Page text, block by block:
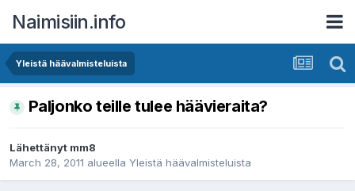
Naimisiin.info
Yleistä häävalmisteluista
Paljonko teille tulee häävieraita?
Lähettänyt mm8
March 28, 2011 alueella Yleistä häävalmisteluista